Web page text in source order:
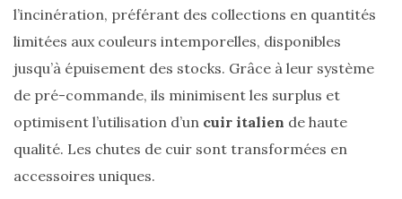
Revues
(478)
Lifestyle
(154)
l’incinération, préférant des collections en quantités
limitées aux couleurs intemporelles, disponibles
jusqu’à épuisement des stocks. Grâce à leur système
de pré-commande, ils minimisent les surplus et
optimisent l’utilisation d’un cuir italien de haute
qualité. Les chutes de cuir sont transformées en
accessoires uniques.